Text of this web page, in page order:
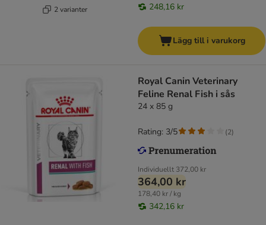
2 varianter 248,16 kr
Lägg till i varukorg
Royal Canin Veterinary
Feline Renal Fish i sås
24 x 85 g
Individuellt 372,00 kr
364,00 kr
178,40 kr / kg
342,16 kr
Rating: 3/5 (2)